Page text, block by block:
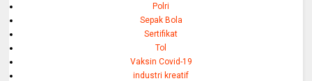
Polri
Sepak Bola
Sertifikat
Tol
Vaksin Covid-19
industri kreatif